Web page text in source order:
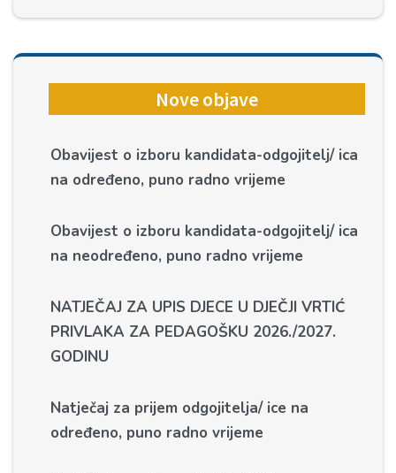
Nove objave
Obavijest o izboru kandidata-odgojitelj/ ica
na određeno, puno radno vrijeme
Obavijest o izboru kandidata-odgojitelj/ ica
na neodređeno, puno radno vrijeme
NATJEČAJ ZA UPIS DJECE U DJEČJI VRTIĆ
PRIVLAKA ZA PEDAGOŠKU 2026./2027.
GODINU
Natječaj za prijem odgojitelja/ ice na
određeno, puno radno vrijeme